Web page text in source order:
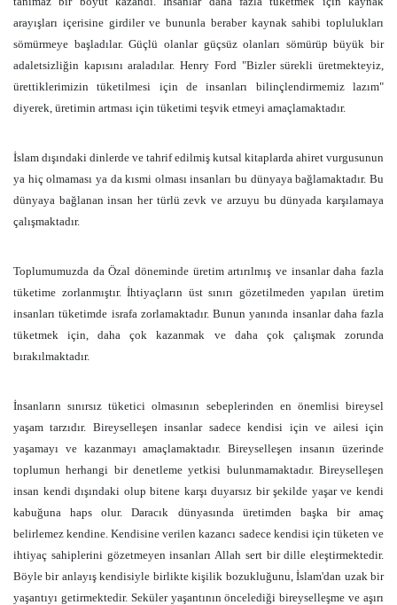
arayışları içerisine girdiler ve bununla beraber kaynak sahibi toplulukları
sömürmeye başladılar. Güçlü olanlar güçsüz olanları sömürüp büyük bir
adaletsizliğin kapısını araladılar. Henry Ford "Bizler sürekli üretmekteyiz,
ürettiklerimizin tüketilmesi için de insanları bilinçlendirmemiz lazım"
diyerek, üretimin artması için tüketimi teşvik etmeyi amaçlamaktadır.
İslam dışındaki dinlerde ve tahrif edilmiş kutsal kitaplarda ahiret vurgusunun
ya hiç olmaması ya da kısmi olması insanları bu dünyaya bağlamaktadır. Bu
dünyaya bağlanan insan her türlü zevk ve arzuyu bu dünyada karşılamaya
çalışmaktadır.
Toplumumuzda da Özal döneminde üretim artırılmış ve insanlar daha fazla
tüketime zorlanmıştır. İhtiyaçların üst sınırı gözetilmeden yapılan üretim
insanları tüketimde israfa zorlamaktadır. Bunun yanında insanlar daha fazla
tüketmek için, daha çok kazanmak ve daha çok çalışmak zorunda
bırakılmaktadır.
İnsanların sınırsız tüketici olmasının sebeplerinden en önemlisi bireysel
yaşam tarzıdır. Bireyselleşen insanlar sadece kendisi için ve ailesi için
yaşamayı ve kazanmayı amaçlamaktadır. Bireyselleşen insanın üzerinde
toplumun herhangi bir denetleme yetkisi bulunmamaktadır. Bireyselleşen
insan kendi dışındaki olup bitene karşı duyarsız bir şekilde yaşar ve kendi
kabuğuna haps olur. Daracık dünyasında üretimden başka bir amaç
belirlemez kendine. Kendisine verilen kazancı sadece kendisi için tüketen ve
ihtiyaç sahiplerini gözetmeyen insanları Allah sert bir dille eleştirmektedir.
Böyle bir anlayış kendisiyle birlikte kişilik bozukluğunu, İslam'dan uzak bir
yaşantıyı getirmektedir. Seküler yaşantının öncelediği bireyselleşme ve aşırı